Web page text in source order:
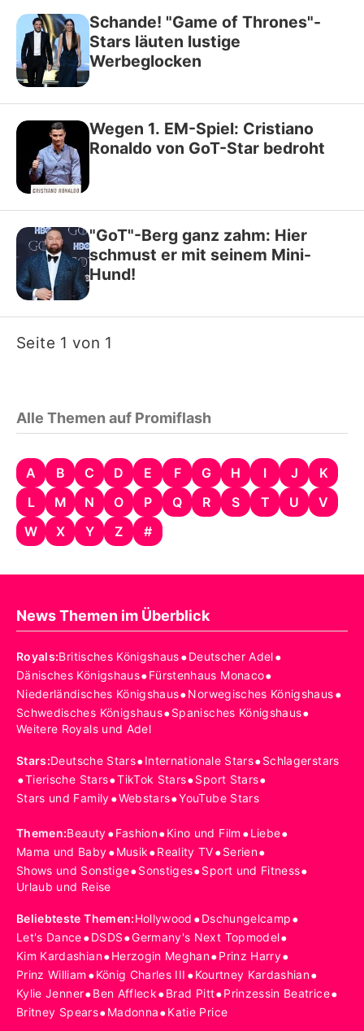
Schande! "Game of Thrones"-
Stars läuten lustige
Werbeglocken
Wegen 1. EM-Spiel: Cristiano
Ronaldo von GoT-Star bedroht
"GoT"-Berg ganz zahm: Hier
schmust er mit seinem Mini-
Hund!
Seite 1 von 1
Alle Themen auf Promiflash
A B C D E F G H I J
K
L
M N O P Q R S T U
V
W
X Y Z #
News Themen im Überblick
Royals:Britisches Königshaus•Deutscher Adel•
Dänisches Königshaus•Fürstenhaus Monaco•
Niederländisches Königshaus•Norwegisches Königshaus•
Schwedisches Königshaus•Spanisches Königshaus•
Weitere Royals und Adel
Stars:Deutsche Stars•Internationale Stars•Schlagerstars
•Tierische Stars•TikTok Stars•Sport Stars•
Stars und Family•Webstars•YouTube Stars
Themen:Beauty•Fashion•Kino und Film •Liebe•
Mama und Baby•Musik•Reality TV•Serien•
Shows und Sonstige•Sonstiges•Sport und Fitness•
Urlaub und Reise
Beliebteste Themen:Hollywood •Dschungelcamp•
Let's Dance•DSDS•Germany's Next Topmodel•
Kim Kardashian•Herzogin Meghan•Prinz Harry•
Prinz William •König Charles III •Kourtney Kardashian•
Kylie Jenner•Ben Affleck•Brad Pitt•Prinzessin Beatrice•
Britney Spears•Madonna•Katie Price